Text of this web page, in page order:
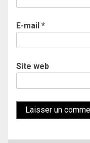
E-mail *
Site web